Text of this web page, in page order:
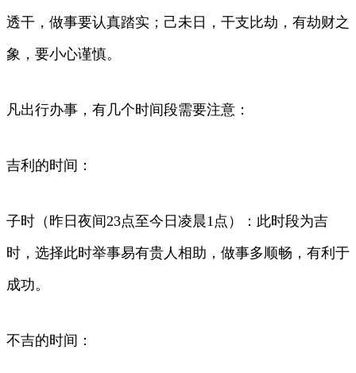
透干，做事要认真踏实；己未日，干支比劫，有劫财之
象，要小心谨慎。
凡出行办事，有几个时间段需要注意：
吉利的时间：
子时（昨日夜间23点至今日凌晨1点）：此时段为吉
时，选择此时举事易有贵人相助，做事多顺畅，有利于
成功。
不吉的时间：